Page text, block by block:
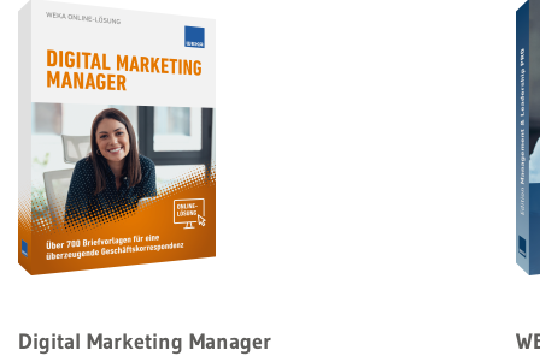
Digital Marketing Manager